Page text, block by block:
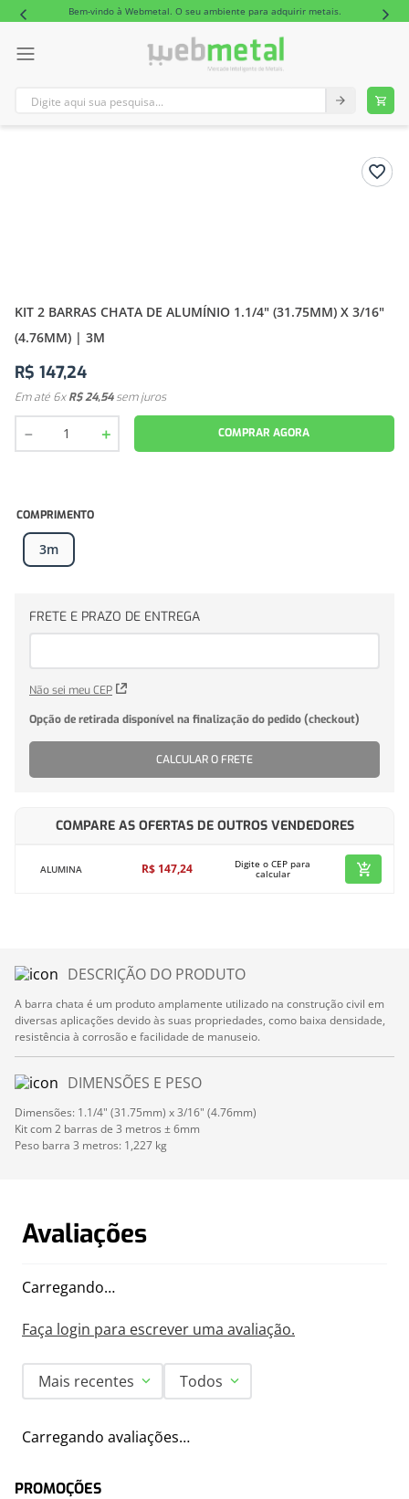
Bem-vindo à Webmetal. O seu ambiente para adquirir metais.
Digite aqui sua pesquisa...
KIT 2 BARRAS CHATA DE ALUMÍNIO 1.1/4" (31.75MM) X 3/16"
(4.76MM) | 3M
R$ 147,24
Em até 6xR$24,54sem juros
＋
－ COMPRAR AGORA
COMPRIMENTO
3m
Não sei meu CEP
CALCULAR O FRETE
COMPARE AS OFERTAS DE OUTROS VENDEDORES
ALUMINA R$ 147,24 Digite o CEP para
calcular
DESCRIÇÃO DO PRODUTO
A barra chata é um produto amplamente utilizado na construção civil em
diversas aplicações devido às suas propriedades, como baixa densidade,
resistência à corrosão e facilidade de manuseio.
DIMENSÕES E PESO
Dimensões: 1.1/4" (31.75mm) x 3/16" (4.76mm)
Kit com 2 barras de 3 metros ± 6mm
Peso barra 3 metros: 1,227 kg
Avaliações
Carregando…
Faça login para escrever uma avaliação.
Mais recentes Todos
Carregando avaliações…
PROMOÇÕES